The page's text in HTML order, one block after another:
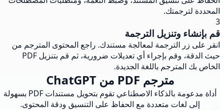
المحددة لترجمتك.
3
قم بإنشاء وتنزيل الترجمة
انقر على زر الترجمة لمعالجة مستندك. راجع المحتوى المترجم من
حيث الدقة، وقم بإجراء أي تعديلات ضرورية، ثم قم بتنزيل PDF
الخاص بك المترجم باللغة الجديدة.
مترجم PDF من ChatGPT
أداة مدعومة بالذكاء الاصطناعي تقوم بتحويل مستندات PDF بسهولة
إلى لغات متعددة مع الحفاظ على التنسيق ودقة المحتوى.